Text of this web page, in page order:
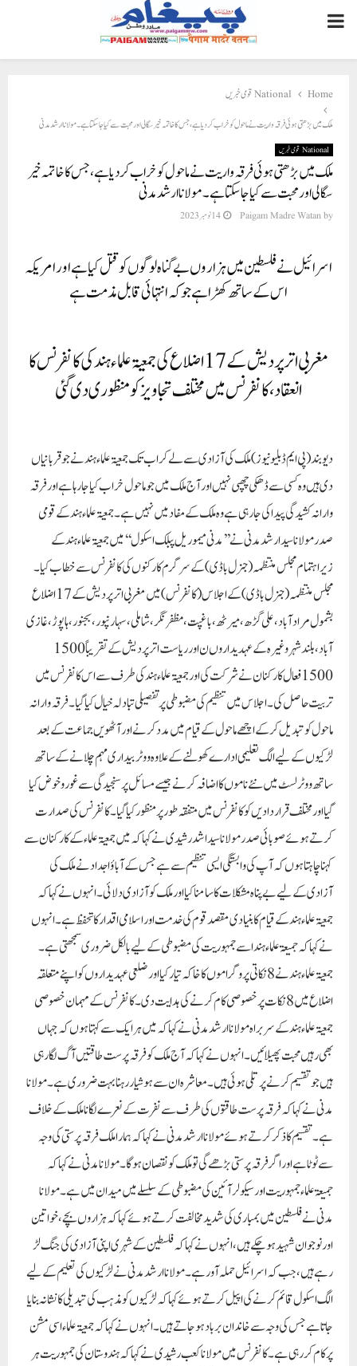
PRIMARY
MENU
Home
National قومی خبریں
ملک میں بڑھتی ہوئی فرقہ واریت نے ماحول کو خراب کر دیا ہے، جس کا خاتمہ خیر سگالی اور محبت سے کیا جا سکتا ہے۔ مولانا ارشد مدنی
National قومی خبریں
ملک میں بڑھتی ہوئی فرقہ واریت نے ماحول کو خراب کر دیا ہے، جس کا خاتمہ خیر
سگالی اور محبت سے کیا جا سکتا ہے۔ مولانا ارشد مدنی
by
Paigam Madre Watan 14 نومبر 2023
اسرائیل نے فلسطین میں ہزاروں بے گناہ لوگوں کو قتل کیا ہے اور امریکہ
اس کے ساتھ کھڑا ہے جو کہ انتہائی قابل مذمت ہے
مغربی اترپردیش کے 17 اضلاع کی جمعیۃ علماء ہند کی کانفرنس کا
انعقاد، کانفرنس میں مختلف تجاویز کو منظوری دی گئی
دیوبند (پی ایم ڈبلیو نیوز)ملک کی آزادی سے لے کر اب تک جمعیۃ علماء ہند نے جو قربانیاں
دی ہیں وہ کسی سے ڈھکی چھپی نہیں اور آج ملک میں جو ماحول خراب کیا جا رہا ہے اور فرقہ
وارانہ کشیدگی پیدا کی جا رہی ہے وہ ملک کے مفاد میں نہیں ہے۔ جمعیۃ علماء ہند کے قومی
صدر مولانا سید ارشد مدنی نے ’’مدنی میموریل پبلک اسکول‘‘ میں جمعیۃ علماء ہند کے
زیراہتمام مجلس منتظمہ (جنرل باڈی) کے سرگرم کارکنوں کی کانفرنس سے خطاب کیا۔
مجلس منتظمہ (جنرل باڈی) کے اجلاس (کانفرنس) میں مغربی اتر پردیش کے 17 اضلاع
بشمول مرادآباد، علی گڑھ، میرٹھ، باغپت، مظفر نگر، شاملی، سہارنپور، بجنور، ہاپوڑ، غازی
آباد، بلند شہر وغیرہ کے عہدیداروں ن اور ریاست اترپردیش کے تقریباً 1500
1500 فعال کارکنان نے شرکت کی اور جمعیۃ علماء ہند کی طرف سے اس کانفرنس میں
تربیت حاصل کی۔ اجلاس میں تنظیم کی مضبوطی پر تفصیلی تبادلہ خیال کیا گیا۔ فرقہ وارانہ
ماحول کو تبدیل کر کے اچھے ماحول کے قیام میں مدد کرنے اور آٹھویں جماعت کے بعد
لڑکیوں کے لیے الگ تعلیمی ادارے کھولنے کے علاوہ ووٹر بیداری مہم چلانے کے ساتھ
ساتھ ووٹر لسٹ میں نئے ناموں کا اضافہ کرنے جیسے مسائل پر سنجیدگی سے غور و خوض کیا
گیا اور مختلف قراردادیں کو کانفرنس میں متفقہ طور پر منظور کیا گیا۔ کانفرنس کی صدارت
کرتے ہوئے صوبائی صدر مولانا سید اشد رشیدی نے کہا کہ میں جمعیۃ علماء کے کارکنان سے
کہنا چاہتا ہوں کہ آپ کی وابستگی ایسی تنظیم سے ہے جس کے آباؤ اجداد نے ملک کی
آزادی کے لیے بے پناہ مشکلات کا سامنا کیا اور ملک کو آزادی دلائی۔ انہوں نے کہا کہ
جمعیۃ علماء ہند کے قیام کا بنیادی مقصد قوم کی خدمت اور اسلامی اقدار کا تحفظ ہے۔ انہوں
نے کہا کہ جمیعۃ علماء ہند اسے جمہوریت کی مضبوطی کے لیے بالکل ضروری سمجھتی ہے۔
جمعیۃ علماء ہند نے 8 نکاتی پروگراموں کا خاکہ تیار کیا اور ضلعی عہدیداروں کو اپنے متعلقہ
اضلاع میں 8 نکات پر خصوصی کام کرنے کی ہدایت دی۔ کانفرنس کے مہمان خصوصی
جمعیۃ علماء ہند کے سربراہ مولانا ارشد مدنی نے کہا کہ میں ہر ایک سے کہتا ہوں کہ جہاں
بھی رہیں محبت پھیلائیں۔انہوں نے کہا کہ آج ملک کو فرقہ پرست طاقتیں آگ لگا رہی
ہیں جو تقسیم کرنے پر تلی ہوئی ہیں۔ معاشرہ ان سے ہوشیار رہنا بہت ضروری ہے۔ مولانا
مدنی نے کہا کہ فرقہ پرست طاقتوں کی طرف سے نفرت کے نعرے لگانا ملک کے خلاف
ہے۔ تقسیم کا ذکر کرتے ہوئے مولانا ارشد مدنی نے کہا کہ ہمارا ملک فرقہ پرستی کی وجہ
سے ٹوٹا ہے اور اگر فرقہ پرستی بڑھے گی تو ملک کو نقصان ہوگا۔مولانا مدنی نے کہا کہ
جمیعۃعلماء جمہوریت اور سیکولر آئین کی مضبوطی کے سلسلے میں میدان میں ہے۔ مولانا
مدنی نے فلسطین میں بمباری کی شدید مخالفت کرتے ہوئے کہا کہ ہزاروں بچے، خواتین
اور نوجوان شہید ہوچکے ہیں، انہوں نے کہا کہ فلسطین کے شہری اپنی آزادی کی جنگ لڑ
رہے ہیں، جب کہ اسرائیل حملہ آور ہے۔مولانا ارشد مدنی نے لڑکیوں کی تعلیم کے لیے
الگ اسکول قائم کرنے کی اپیل کرتے ہوئے کہا کہ لڑکیوں کو مذہب کی تبدیلی کا نشانہ بنایا
جاتا ہے جس کی وجہ سے خاندان برباد ہو جاتے ہیں۔انہوں نے کہا کہ جمعیۃ علماء اسی مشن
پر کام کر رہی ہے۔ کانفرنس میں مولانا کعب رشیدی نے کہا کہ ہندوستان کی جمہوریت ہر